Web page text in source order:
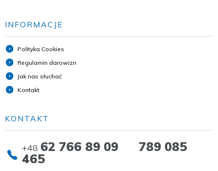
INFORMACJE
Polityka Cookies
Regulamin darowizn
Jak nas słuchać
Kontakt
KONTAKT
+48 62 766 89 09 789 085
465